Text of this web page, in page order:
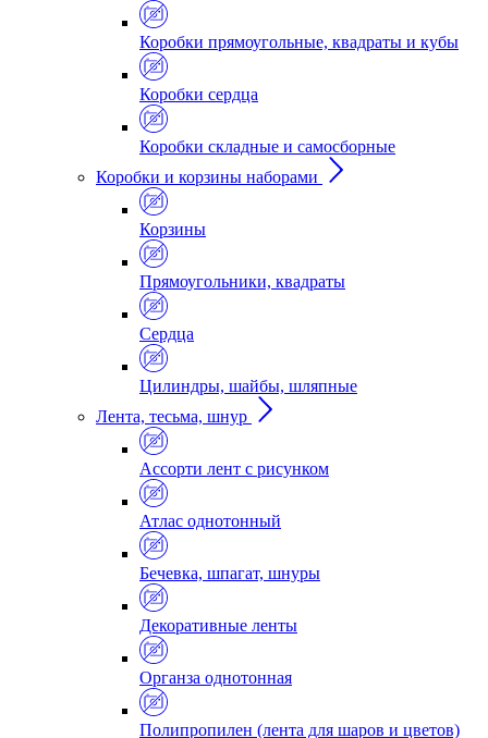
Коробки прямоугольные, квадраты и кубы
Коробки сердца
Коробки складные и самосборные
Коробки и корзины наборами
Корзины
Прямоугольники, квадраты
Сердца
Цилиндры, шайбы, шляпные
Лента, тесьма, шнур
Ассорти лент с рисунком
Атлас однотонный
Бечевка, шпагат, шнуры
Декоративные ленты
Органза однотонная
Полипропилен (лента для шаров и цветов)